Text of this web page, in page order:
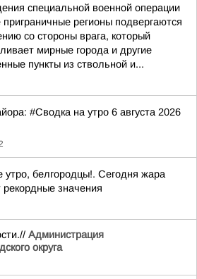
специальной военной операции
приграничные регионы подвергаются
со стороны врага, который
мирные города и другие
пункты из ствольной и...
#Сводка на утро 6 августа 2026
утро, белгородцы!. Сегодня жара
рекордные значения
Администрация
округа